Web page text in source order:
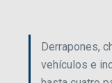
Derrapones,
vehículos e